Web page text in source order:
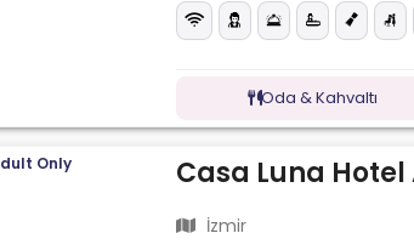
Oda & Kahvaltı
Casa Luna
İzmir